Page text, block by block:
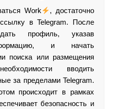
Work
, достаточно
в Telegram. После
профиль, указав
и начать
поиска или размещения
вводить
за пределами Telegram.
происходит в рамках
безопасность и